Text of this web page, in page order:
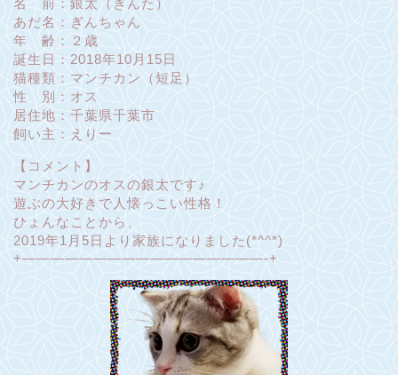
名 前：銀太（ぎんた）
あだ名：ぎんちゃん
年 齢：２歳
誕生日：2018年10月15日
猫種類：マンチカン（短足）
性 別：オス
居住地：千葉県千葉市
飼い主：えりー
【コメント】
マンチカンのオスの銀太です♪
遊ぶの大好きで人懐っこい性格！
ひょんなことから、
2019年1月5日より家族になりました(*^^*)
+—————————————————-+